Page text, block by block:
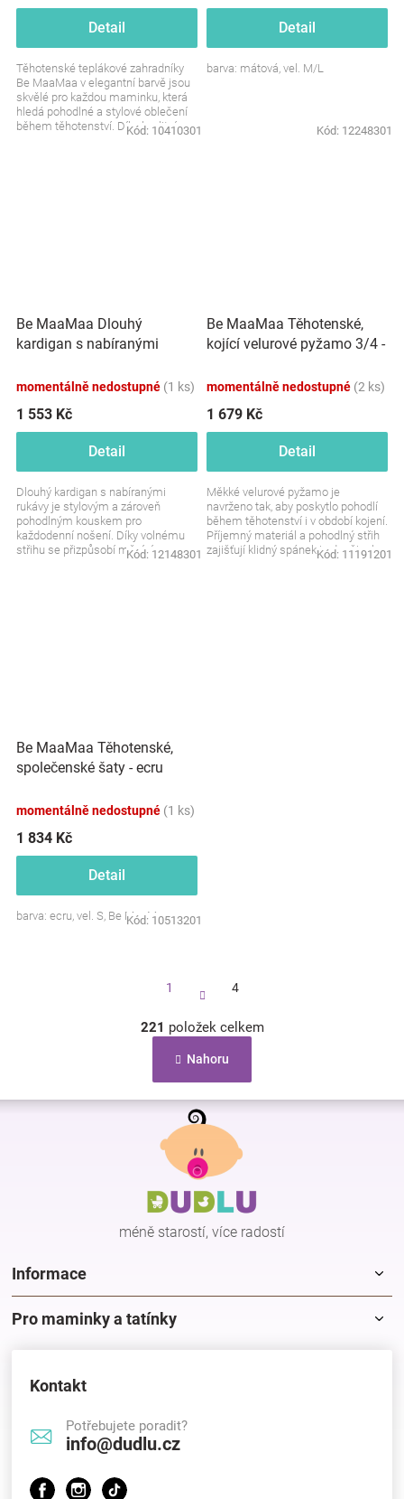
Detail
Těhotenské teplákové zahradníky
Be MaaMaa v elegantní barvě jsou
skvělé pro každou maminku, která
hledá pohodlné a stylové oblečení
během těhotenství. Díky kvalitnímu
Kód: 10410301
Detail
barva: mátová, vel. M/L
Kód: 12248301
Be MaaMaa Dlouhý
kardigan s nabíranými
modrý
momentálně nedostupné (1 ks)
1 553 Kč
Detail
Dlouhý kardigan s nabíranými
rukávy je stylovým a zároveň
pohodlným kouskem pro
každodenní nošení. Díky volnému
střihu se přizpůsobí měnící se
Kód: 12148301
Be MaaMaa Těhotenské,
kojící velurové pyžamo 3/4 -
momentálně nedostupné (2 ks)
1 679 Kč
Detail
Měkké velurové pyžamo je
navrženo tak, aby poskytlo pohodlí
během těhotenství i v období kojení.
Příjemný materiál a pohodlný střih
zajišťují klidný spánek i odpočinek
Kód: 11191201
Be MaaMaa Těhotenské,
společenské šaty - ecru
momentálně nedostupné (1 ks)
1 834 Kč
Detail
barva: ecru, vel. S, Be MaaMaa
Kód: 10513201
O
v
l
á
d
a
í
p
r
v
k
y
p
t
á
n
k
v
á
n
1 4
221 položek celkem
Nahoru
Z
méně starostí, více radostí
Informace
Pro maminky a tatínky
Kontakt
Potřebujete poradit?
info@dudlu.cz